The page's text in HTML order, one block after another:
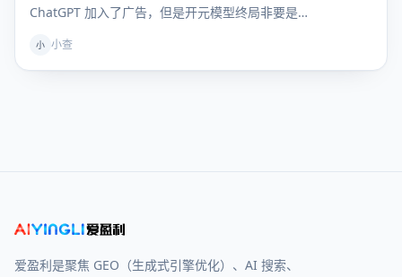
ChatGPT 加入了广告，但是开元模型终局非要是…
小 小查
爱盈利是聚焦 GEO（生成式引擎优化）、AI 搜索、